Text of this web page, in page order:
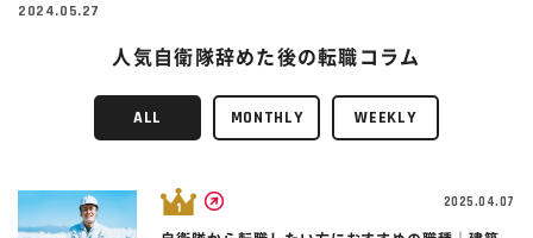
2024.05.27
人気自衛隊辞めた後の転職コラム
ALL MONTHLY WEEKLY
2025.04.07